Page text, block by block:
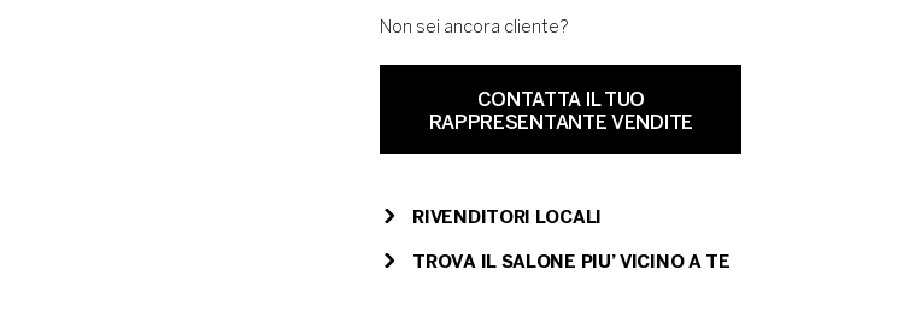
Non sei ancora cliente?
CONTATTA IL TUO
RAPPRESENTANTE VENDITE
RIVENDITORI LOCALI
TROVA IL SALONE PIU’ VICINO A TE